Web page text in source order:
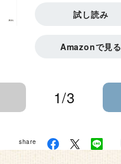
試し読み
Amazonで見る
1/3
share